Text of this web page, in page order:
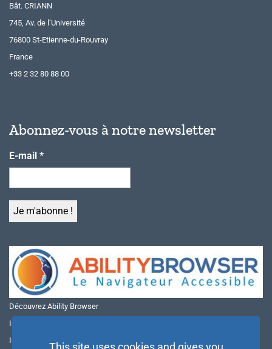
Bât. CRIANN
745, Av. de l’Université
76800 St-Etienne-du-Rouvray
France
+33 2 32 80 88 00
Abonnez-vous à notre newsletter
E-mail *
Découvrez Ability Browser
Installer Ability Browser sur Windows
Installer Ability Browser sur Mac